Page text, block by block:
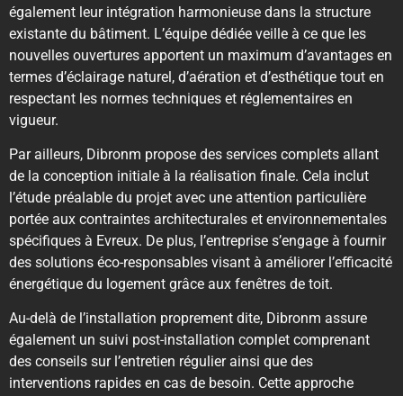
également leur intégration harmonieuse dans la structure
existante du bâtiment. L’équipe dédiée veille à ce que les
nouvelles ouvertures apportent un maximum d’avantages en
termes d’éclairage naturel, d’aération et d’esthétique tout en
respectant les normes techniques et réglementaires en
vigueur.
Par ailleurs, Dibronm propose des services complets allant
de la conception initiale à la réalisation finale. Cela inclut
l’étude préalable du projet avec une attention particulière
portée aux contraintes architecturales et environnementales
spécifiques à Evreux. De plus, l’entreprise s’engage à fournir
des solutions éco-responsables visant à améliorer l’efficacité
énergétique du logement grâce aux fenêtres de toit.
Au-delà de l’installation proprement dite, Dibronm assure
également un suivi post-installation complet comprenant
des conseils sur l’entretien régulier ainsi que des
interventions rapides en cas de besoin. Cette approche